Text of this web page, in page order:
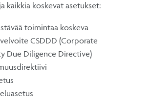
kaikkia koskevat asetukset:
toimintaa koskeva
CSDDD (Corporate
Due Diligence Directive)